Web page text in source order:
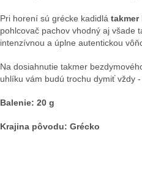
Pri horení sú grécke kadidlá takmer
pohlcovač pachov vhodný aj všade
intenzívnou a úplne autentickou
Na dosiahnutie takmer
uhlíku vám budú trochu dymiť vždy
Balenie: 20 g
Krajina pôvodu: Grécko